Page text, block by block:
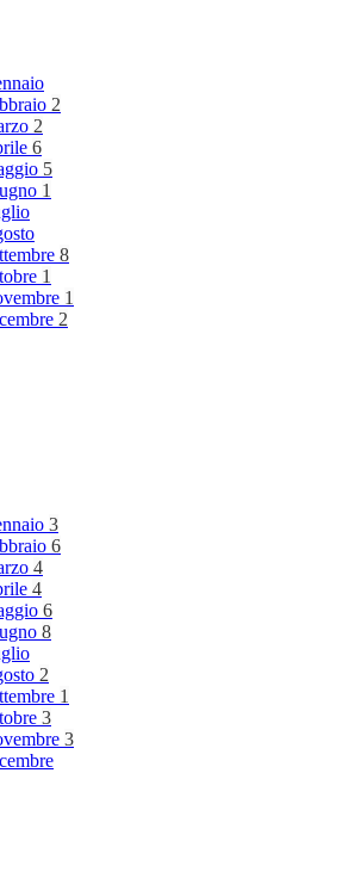
2
2
6
5
1
8
1
1
2
3
6
4
4
6
8
2
1
3
3